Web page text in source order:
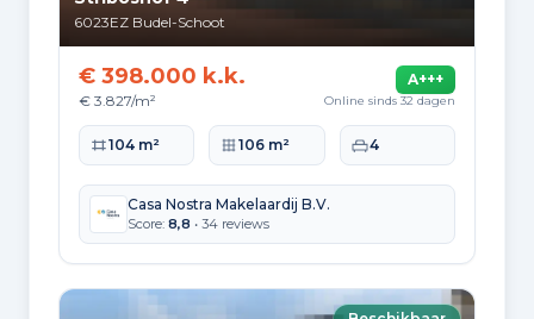
Hoger
Praktisch
Middelbaar
710
Herkomst inwoners (2025)
6023EZ Budel-Schoot
€ 398.000 k.k.
€ 3.827/m²
A+++
Online sinds 32 dagen
Woonoppervlakte
104 m² Perceeloppervlakte
106 m² Slaapkamers
4
Casa Nostra Makelaardij B.V.
Score: 8,8 • 34 reviews